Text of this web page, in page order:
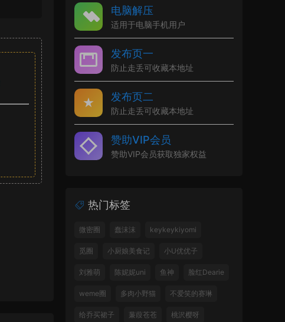
电脑解压
适用于电脑手机用户
发布页一
防止走丢可收藏本地址
发布页二
防止走丢可收藏本地址
赞助VIP会员
赞助VIP会员获取独家权益
热门标签
微密圈 蠢沫沫 keykeykiyomi
觅圈 小厨娘美食记 小U优优子
刘雅萌 陈妮妮uni 鱼神 脸红Dearie
weme圈 多肉小野猫 不爱笑的赛琳
给乔买裙子 蒹葭苍苍 桃沢樱呀